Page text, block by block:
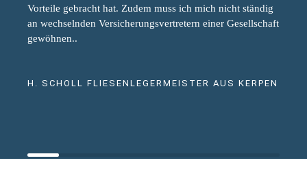
Vorteile gebracht hat. Zudem muss ich mich nicht ständig
an wechselnden Versicherungsvertretern einer Gesellschaft
gewöhnen..
H. SCHOLL FLIESENLEGERMEISTER AUS KERPEN